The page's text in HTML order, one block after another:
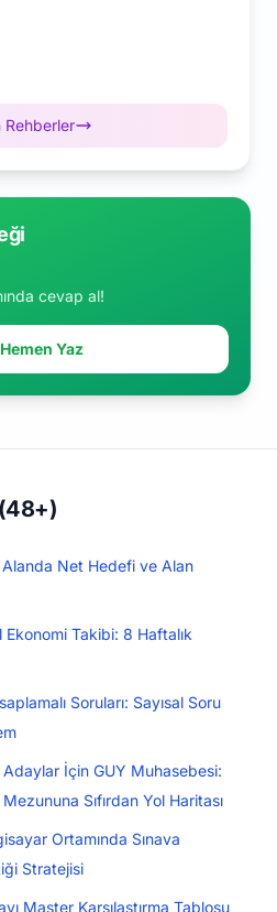
Rehberler
cevap al!
Hemen Yaz
Alanda Net Hedefi ve Alan
Takibi: 8 Haftalık
Soruları: Sayısal Soru
İçin GUY Muhasebesi:
Sıfırdan Yol Haritası
Ortamında Sınava
Stratejisi
Master Karşılaştırma Tablosu